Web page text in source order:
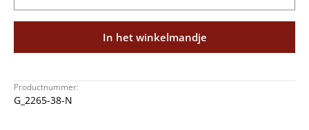
In het winkelmandje
Productnummer:
G_2265-38-N